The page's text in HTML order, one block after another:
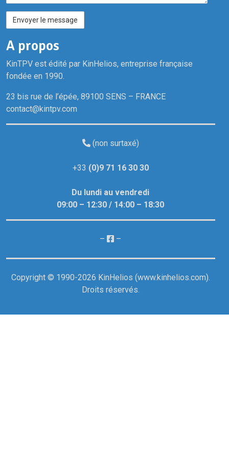
/
s
e
i
A propos
KinTPV est édité par KinHelios, entreprise française
fondée en 1990.
23 bis rue de l’épée, 89100 SENS – FRANCE
contact@kintpv.com
(non surtaxé)
+33 (0)9 71 16 30 30
Du lundi au vendredi
09:00 – 12:30 / 14:00 – 18:30
– –
Copyright © 1990-2026 KinHelios (www.kinhelios.com).
Droits réservés.